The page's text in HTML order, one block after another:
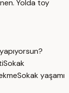
Yolda toy
Sokak
Sokak yaşamı